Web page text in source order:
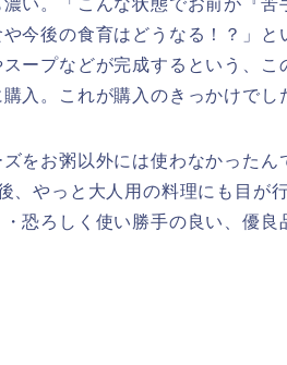
い。「こんな状態でお前が『苦
今後の食育はどうなる！？」と
ープなどが完成するという、こ
入。これが購入のきっかけでし
をお粥以外には使わなかったん
、やっと大人用の料理にも目が
恐ろしく使い勝手の良い、優良